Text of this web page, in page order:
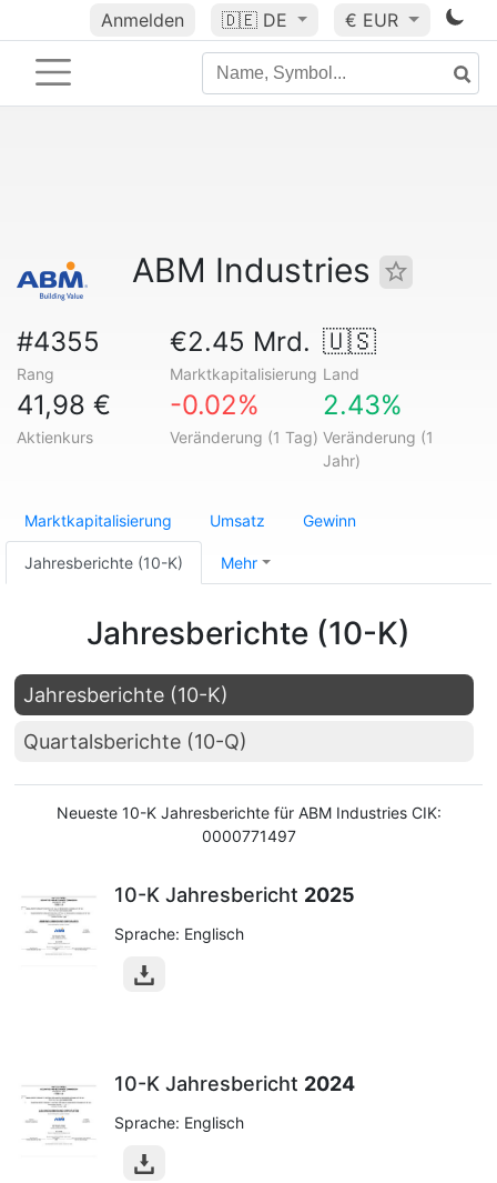
Anmelden 🇩🇪 DE € EUR
ABM Industries
#4355
Rang
€2.45 Mrd.
Marktkapitalisierung
🇺🇸
Land
41,98 €
Aktienkurs
-0.02%
Veränderung (1 Tag)
2.43%
Veränderung (1
Jahr)
Marktkapitalisierung Umsatz Gewinn
Jahresberichte (10-K) Mehr
Jahresberichte (10-K)
Jahresberichte (10-K)
Quartalsberichte (10-Q)
Neueste 10-K Jahresberichte für ABM Industries CIK:
0000771497
10-K Jahresbericht 2025
Sprache: Englisch
10-K Jahresbericht 2024
Sprache: Englisch